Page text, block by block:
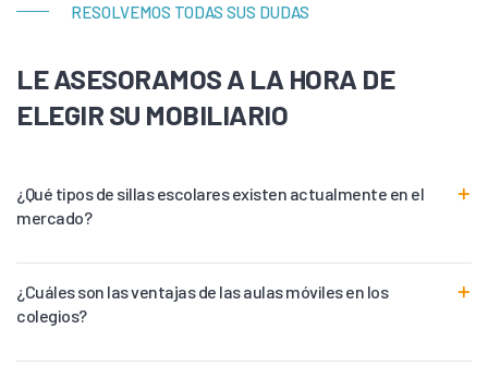
RESOLVEMOS TODAS SUS DUDAS
LE ASESORAMOS A LA HORA DE
ELEGIR SU MOBILIARIO
¿Qué tipos de sillas escolares existen actualmente en el
mercado?
¿Cuáles son las ventajas de las aulas móviles en los
colegios?